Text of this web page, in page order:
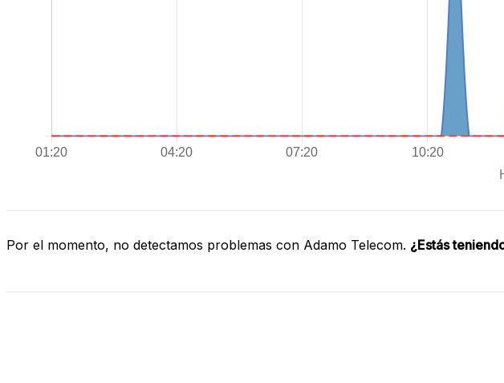
Por el momento, no detectamos problemas con Adamo Telecom. ¿Estás